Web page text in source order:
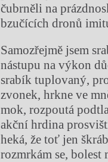
čubrněli na
bzučících dronů
Samozřejmě jsem
nástupu na výkon
srabík tuplovaný,
zvonek, hrkne ve
mok, rozpoutá
akční hrdina
heká, že toť jen
rozmrkám se,